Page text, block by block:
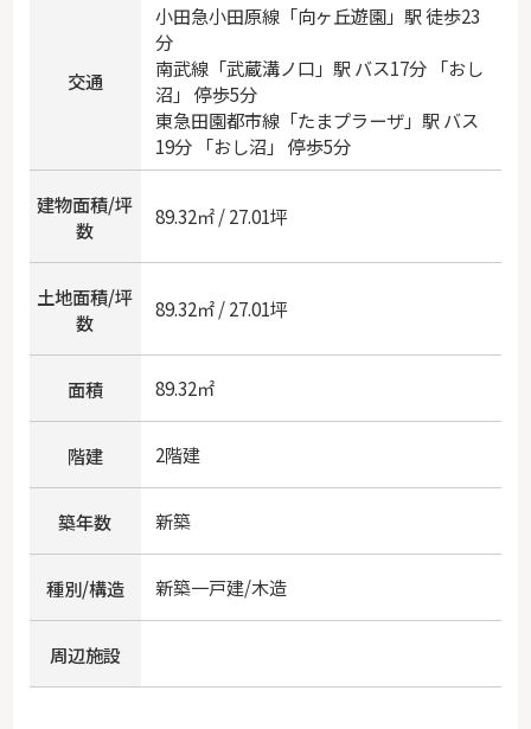
交通
小田急小田原線「向ヶ丘遊園」駅 徒歩23
分
南武線「武蔵溝ノ口 」駅 バス17分 「おし
沼」 停歩5分
東急田園都市線「たまプラーザ」駅 バス
19分 「おし沼」 停歩5分
建物面積/坪
数
89.32㎡ / 27.01坪
土地面積/坪
数
89.32㎡ / 27.01坪
面積 89.32㎡
階建 2階建
築年数 新築
種別/構造 新築一戸建/木造
周辺施設